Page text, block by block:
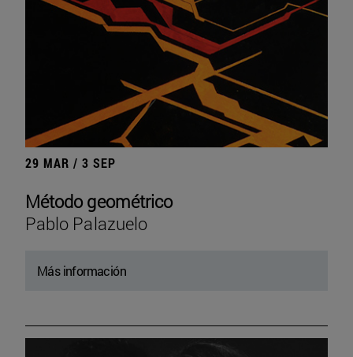
29 MAR / 3 SEP
Método geométrico
Pablo Palazuelo
Más información